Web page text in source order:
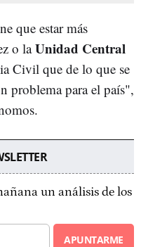
que estar más
o laUnidad Central
Civil que de lo que se
problema para el país",
un análisis de los
APUNTARME